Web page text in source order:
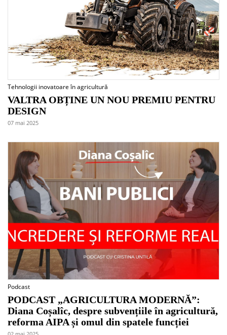
Tehnologii inovatoare în agricultură
VALTRA OBȚINE UN NOU PREMIU PENTRU
DESIGN
07 mai 2025
Podcast
PODCAST „AGRICULTURA MODERNĂ”:
Diana Coșalîc, despre subvențiile în agricultură,
reforma AIPA și omul din spatele funcției